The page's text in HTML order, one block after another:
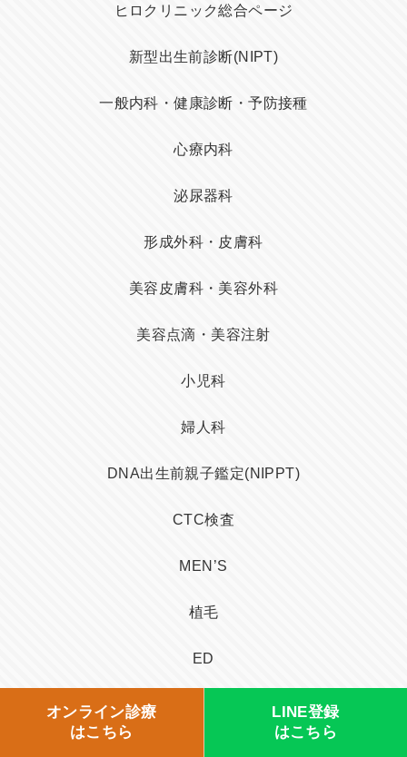
ヒロクリニック総合ページ
新型出生前診断(NIPT)
一般内科・健康診断・予防接種
心療内科
泌尿器科
形成外科・皮膚科
美容皮膚科・美容外科
美容点滴・美容注射
小児科
婦人科
DNA出生前親子鑑定(NIPPT)
CTC検査
MEN’S
植毛
ED
オンライン診療
はこちら
LINE登録
はこちら